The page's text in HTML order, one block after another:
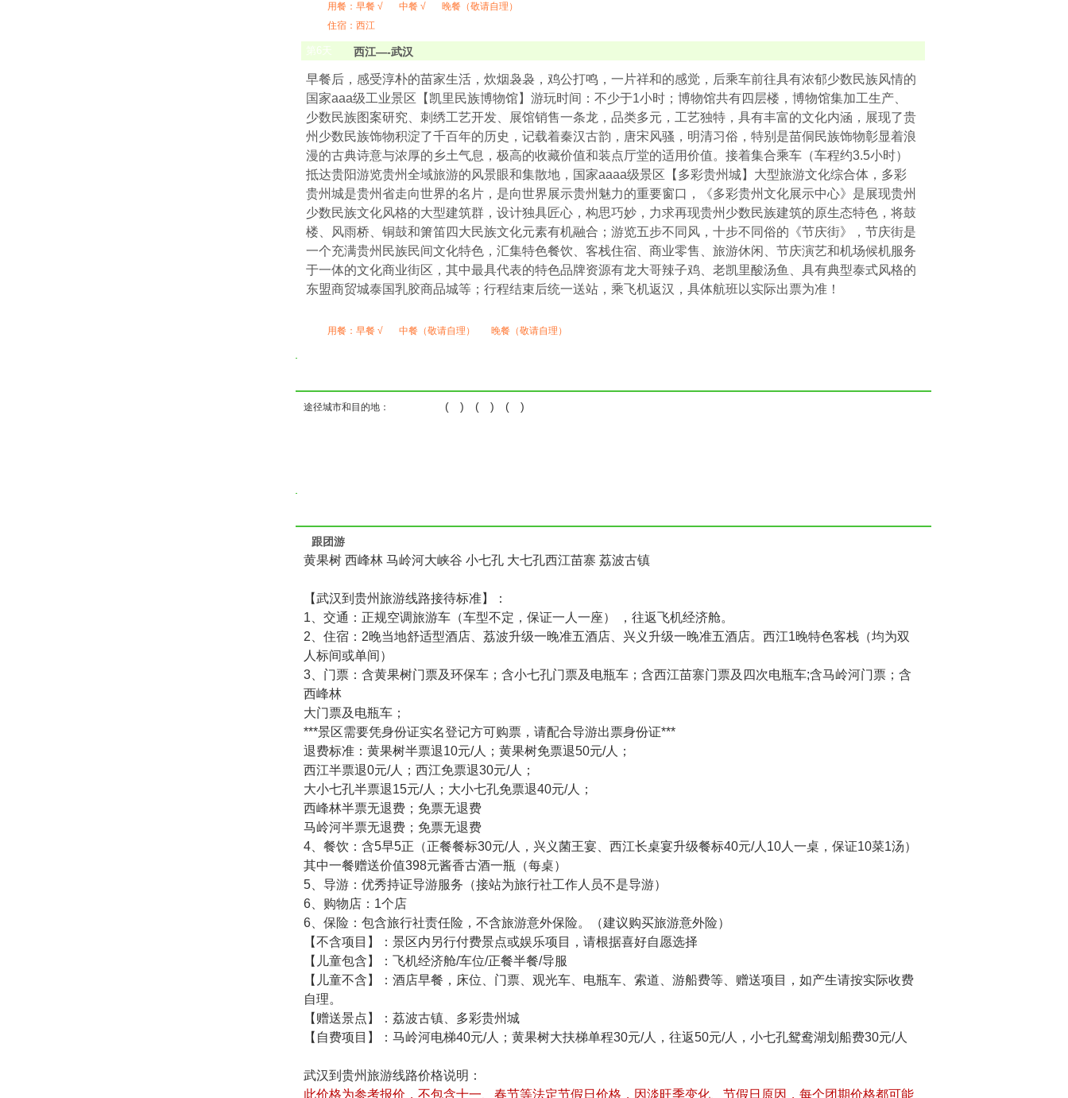
用餐： 早餐 √ 中餐 √
晚餐（敬请自理）
住宿：西江
第6天 西江—-武汉
早餐后，感受淳朴的苗家生活，炊烟袅袅，鸡公打鸣，一片祥和的感觉，后乘车前往具有浓郁少数民族风情的
国家aaa级工业景区【凯里民族博物馆】游玩时间：不少于1小时；博物馆共有四层楼，博物馆集加工生产、
少数民族图案研究、刺绣工艺开发、展馆销售一条龙，品类多元，工艺独特，具有丰富的文化内涵，展现了贵
州少数民族饰物积淀了千百年的历史，记载着秦汉古韵，唐宋风骚，明清习俗，特别是苗侗民族饰物彰显着浪
漫的古典诗意与浓厚的乡土气息，极高的收藏价值和装点厅堂的适用价值。接着集合乘车（车程约3.5小时）
抵达贵阳游览贵州全域旅游的风景眼和集散地，国家aaaa级景区【多彩贵州城】大型旅游文化综合体，多彩
贵州城是贵州省走向世界的名片，是向世界展示贵州魅力的重要窗口，《多彩贵州文化展示中心》是展现贵州
少数民族文化风格的大型建筑群，设计独具匠心，构思巧妙，力求再现贵州少数民族建筑的原生态特色，将鼓
楼、风雨桥、铜鼓和箫笛四大民族文化元素有机融合；游览五步不同风，十步不同俗的《节庆街》，节庆街是
一个充满贵州民族民间文化特色，汇集特色餐饮、客栈住宿、商业零售、旅游休闲、节庆演艺和机场候机服务
于一体的文化商业街区，其中最具代表的特色品牌资源有龙大哥辣子鸡、老凯里酸汤鱼、具有典型泰式风格的
东盟商贸城泰国乳胶商品城等；行程结束后统一送站，乘飞机返汉，具体航班以实际出票为准！
用餐： 早餐 √ 中餐（敬请自理） 晚餐（敬请自理）
途径城市和目的地： ( ) ( ) ( )
跟团游
黄果树 西峰林 马岭河大峡谷 小七孔 大七孔西江苗寨 荔波古镇
【武汉到贵州旅游线路接待标准】：
1、交通：正规空调旅游车（车型不定，保证一人一座） ，往返飞机经济舱。
2、住宿：2晚当地舒适型酒店、荔波升级一晚准五酒店、兴义升级一晚准五酒店。西江1晚特色客栈（均为双
人标间或单间）
3、门票：含黄果树门票及环保车；含小七孔门票及电瓶车；含西江苗寨门票及四次电瓶车;含马岭河门票；含
西峰林
大门票及电瓶车；
***景区需要凭身份证实名登记方可购票，请配合导游出票身份证***
退费标准：黄果树半票退10元/人；黄果树免票退50元/人；
西江半票退0元/人；西江免票退30元/人；
大小七孔半票退15元/人；大小七孔免票退40元/人；
西峰林半票无退费；免票无退费
马岭河半票无退费；免票无退费
4、餐饮：含5早5正（正餐餐标30元/人，兴义菌王宴、西江长桌宴升级餐标40元/人10人一桌，保证10菜1汤）
其中一餐赠送价值398元酱香古酒一瓶（每桌）
5、导游：优秀持证导游服务（接站为旅行社工作人员不是导游）
6、购物店：1个店
6、保险：包含旅行社责任险，不含旅游意外保险。（建议购买旅游意外险）
【不含项目】：景区内另行付费景点或娱乐项目，请根据喜好自愿选择
【儿童包含】：飞机经济舱/车位/正餐半餐/导服
【儿童不含】：酒店早餐，床位、门票、观光车、电瓶车、索道、游船费等、赠送项目，如产生请按实际收费
自理。
【赠送景点】：荔波古镇、多彩贵州城
【自费项目】：马岭河电梯40元/人；黄果树大扶梯单程30元/人，往返50元/人，小七孔鸳鸯湖划船费30元/人
武汉到贵州旅游线路价格说明：
此价格为参考报价，不包含十一、春节等法定节假日价格，因淡旺季变化、节假日原因，每个团期价格都可能